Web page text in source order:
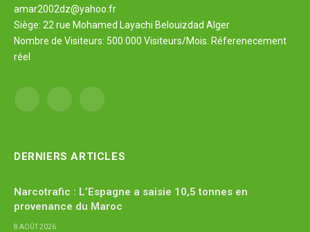
amar2002dz@yahoo.fr
Siège: 22 rue Mohamed Layachi Belouizdad Alger
Nombre de Visiteurs: 500.000 Visiteurs/Mois. Réferenecement
réel
Facebook YouTube
DERNIERS ARTICLES
Narcotrafic : L’Espagne a saisie 10,5 tonnes en
provenance du Maroc
8 AOÛT 2026